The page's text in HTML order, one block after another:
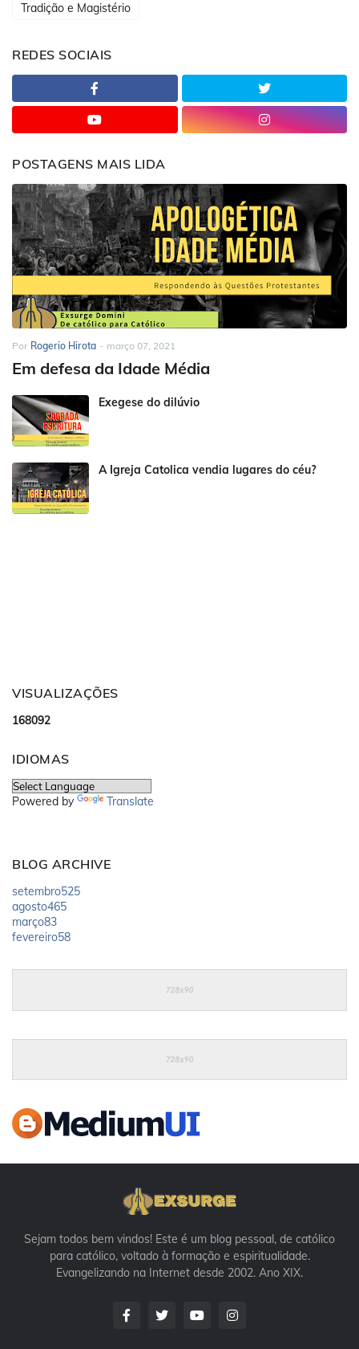
Tradição e Magistério
REDES SOCIAIS
POSTAGENS MAIS LIDA
Por Rogerio Hirota - março 07, 2021
Em defesa da Idade Média
Exegese do dilúvio
A Igreja Catolica vendia lugares do céu?
VISUALIZAÇÕES
168092
IDIOMAS
Powered by Translate
BLOG ARCHIVE
setembro525
agosto465
março83
fevereiro58
Sejam todos bem vindos! Este é um blog pessoal, de católico
para católico, voltado à formação e espiritualidade.
Evangelizando na Internet desde 2002. Ano XIX.